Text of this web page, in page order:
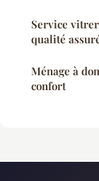
Service
qualité
Ménage à
confort